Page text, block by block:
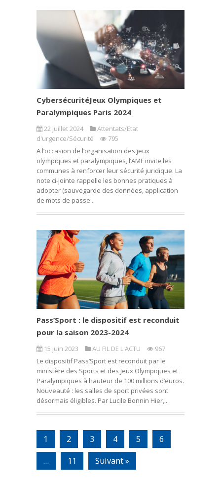
CybersécuritéJeux Olympiques et
Paralympiques Paris 2024
22 juillet 2024
Attentats/Etat
d'urgence/Sécurité
795
A l’occasion de l’organisation des jeux
olympiques et paralympiques, l’AMF invite les
communes à renforcer leur sécurité juridique. La
note ci-jointe rappelle les bonnes pratiques à
adopter (sauvegarde des données, application
de mots de passe...
Pass’Sport : le dispositif est reconduit
pour la saison 2023-2024
15 juin 2023 AU FIL DE L'ACTU
967
Le dispositif Pass’Sport est reconduit par le
ministère des Sports et des Jeux Olympiques et
Paralympiques à hauteur de 100 millions d’euros.
Nouveauté : les salles de sport privées sont
désormais éligibles. Par Lucile Bonnin Hier,...
1 2 3 4 5
6
…
11 Suivant »